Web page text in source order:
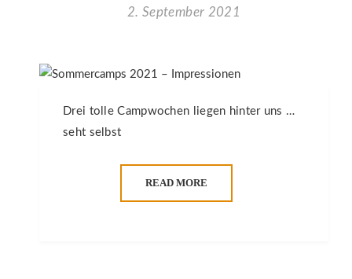
2. September 2021
Drei tolle Campwochen liegen hinter uns …
seht selbst
READ MORE